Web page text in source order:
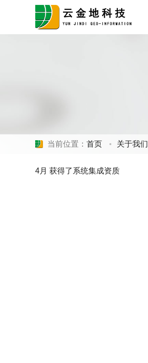
当前位置： 首页 关于我们
4月 获得了系统集成资质